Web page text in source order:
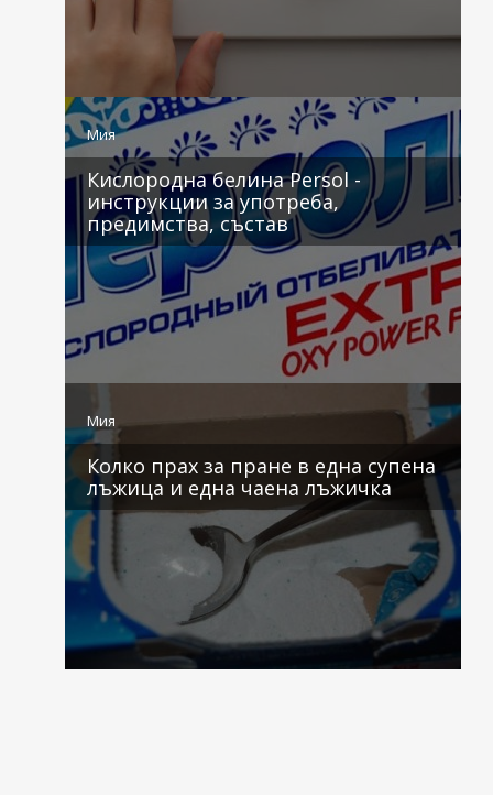
2 коментара
Мия
Кислородна белина Persol -
инструкции за употреба,
предимства, състав
Мия
Колко прах за пране в една супена
лъжица и една чаена лъжичка